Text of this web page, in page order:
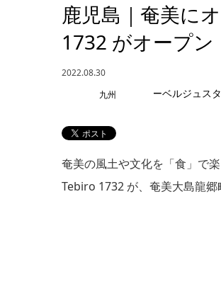
鹿児島｜奄美に
1732 がオープン
2022.08.30
九州
奄美の風土や文化を「食」で
Tebiro 1732 が、奄美大島龍郷